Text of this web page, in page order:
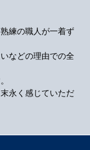
練の職人が一着ず
などの理由での全
永く感じていただ